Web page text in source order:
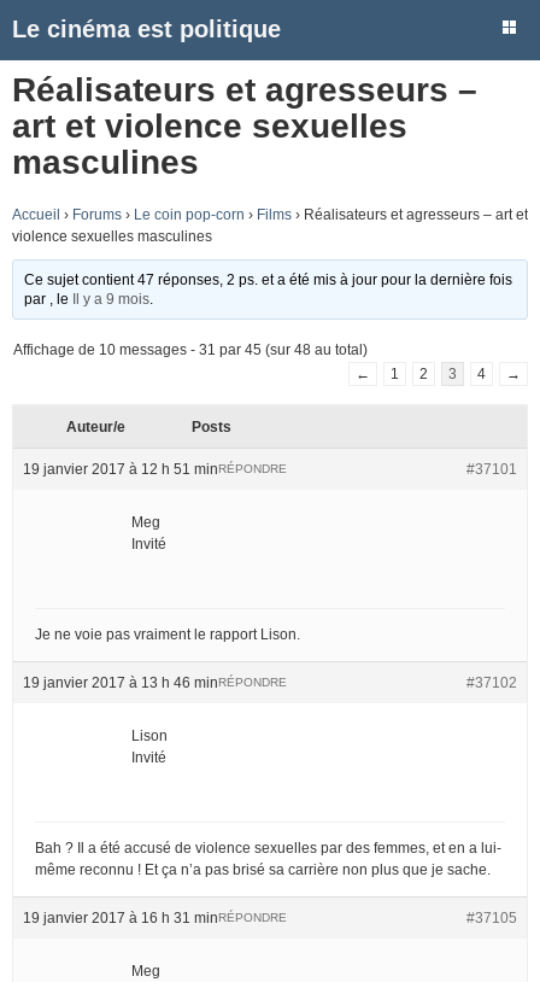
Le cinéma est politique
Réalisateurs et agresseurs –
art et violence sexuelles
masculines
Accueil › Forums › Le coin pop-corn › Films › Réalisateurs et agresseurs – art et
violence sexuelles masculines
Ce sujet contient 47 réponses, 2 ps. et a été mis à jour pour la dernière fois
par
, le Il y a 9 mois
Affichage de 10 messages - 31 par 45 (sur 48 au total)
←
1 2 3 4 →
Auteur/e Posts
19 janvier 2017 à 12 h 51 min #37101
RÉPONDRE
Meg
Invité
Je ne voie pas vraiment le rapport Lison.
19 janvier 2017 à 13 h 46 min #37102
RÉPONDRE
Lison
Invité
Bah ? Il a été accusé de violence sexuelles par des femmes, et en a lui-
même reconnu ! Et ça n’a pas brisé sa carrière non plus que je sache.
19 janvier 2017 à 16 h 31 min #37105
RÉPONDRE
Meg